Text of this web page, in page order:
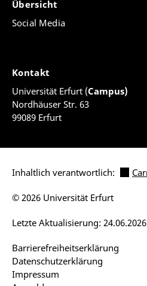
Übersicht
Social Media
Kontakt
Universität Erfurt (Campus)
Nordhäuser Str. 63
99089 Erfurt
Inhaltlich verantwortlich:
Barrierefreiheitserklärung
Datenschutzerklärung
Impressum
Letzte Aktualisierung: 24.06.2026
© 2026 Universität Erfurt